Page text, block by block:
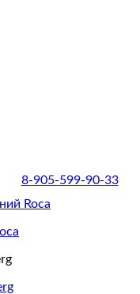
8-905-599-90-33
Roca